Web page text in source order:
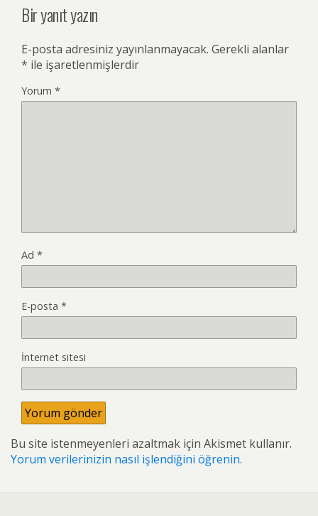
Bir yanıt yazın
E-posta adresiniz yayınlanmayacak. Gerekli alanlar
* ile işaretlenmişlerdir
Yorum *
Ad *
E-posta *
İnternet sitesi
Bu site istenmeyenleri azaltmak için Akismet kullanır.
Yorum verilerinizin nasıl işlendiğini öğrenin.